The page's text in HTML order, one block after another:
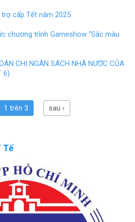
cấp Tết năm 2025
chương trình Gameshow “Sắc màu
CHI NGÂN SÁCH NHÀ NƯỚC CỦA
6)
1 trên 3 sau ›
Tế